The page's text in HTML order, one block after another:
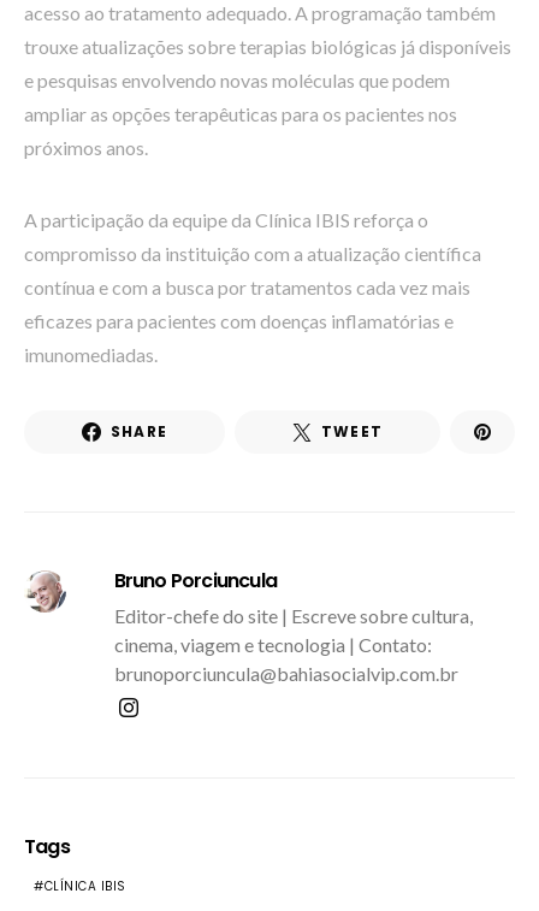
acesso ao tratamento adequado. A programação também
trouxe atualizações sobre terapias biológicas já disponíveis
e pesquisas envolvendo novas moléculas que podem
ampliar as opções terapêuticas para os pacientes nos
próximos anos.
A participação da equipe da Clínica IBIS reforça o
compromisso da instituição com a atualização científica
contínua e com a busca por tratamentos cada vez mais
eficazes para pacientes com doenças inflamatórias e
imunomediadas.
SHARE TWEET
Bruno Porciuncula
Editor-chefe do site | Escreve sobre cultura,
cinema, viagem e tecnologia | Contato:
brunoporciuncula@bahiasocialvip.com.br
Tags
CLÍNICA IBIS